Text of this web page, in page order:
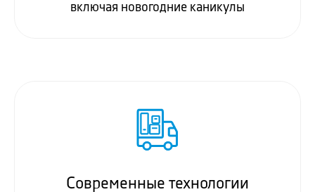
включая новогодние каникулы
Современные технологии